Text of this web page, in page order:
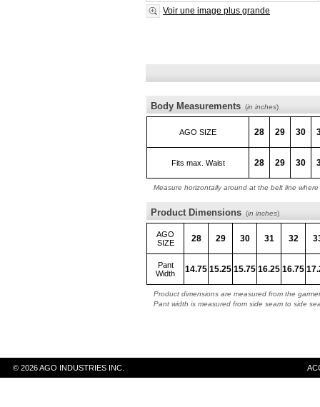
Voir une image plus grande
Body Measurements (in inches)
AGO SIZE 28 29 30
Fits max. Waist 28 29 30
Measure horizontally around at the belt line
Product Dimensions (in inches)
AGO
SIZE
28 29 30 31 32
Pant
Width
14.75 15.25 15.75 16.25 16.75
Product dimensions are measured from the
Pant width is measured from side seam to side
© 2026 AGO INDUSTRIES INC.